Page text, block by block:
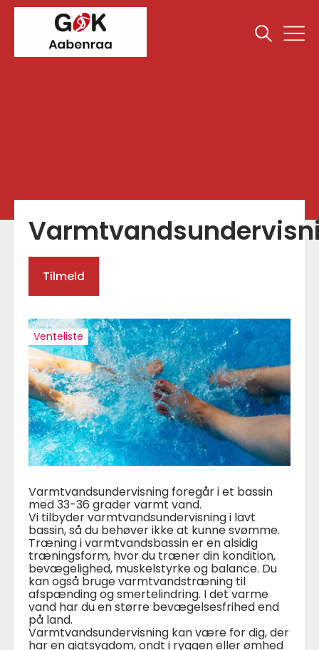
Tilmeld
Venteliste
Varmtvandsundervisning foregår i et bassin
med 33-36 grader varmt vand.
Vi tilbyder varmtvandsundervisning i lavt
bassin, så du behøver ikke at kunne svømme.
Træning i varmtvandsbassin er en alsidig
træningsform, hvor du træner din kondition,
bevægelighed, muskelstyrke og balance. Du
kan også bruge varmtvandstræning til
afspænding og smertelindring. I det varme
vand har du en større bevægelsesfrihed end
på land.
Varmtvandsundervisning kan være for dig, der
har en gigtsygdom, ondt i ryggen eller ømhed